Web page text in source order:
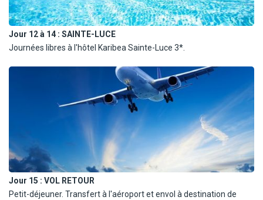
Jour 12 à 14 : SAINTE-LUCE
Journées libres à l'hôtel Karibea Sainte-Luce 3*.
Jour 15 : VOL RETOUR
Petit-déjeuner. Transfert à l'aéroport et envol à destination de